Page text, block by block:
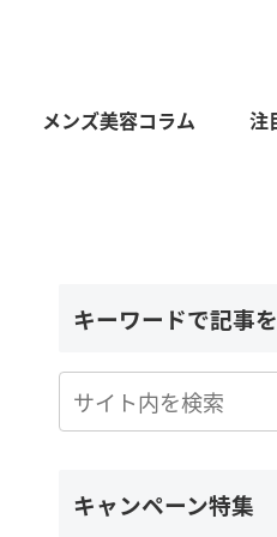
メンズ美容コラム 注
キーワードで記事
キャンペーン特集